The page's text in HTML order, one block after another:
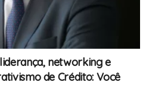
networking e
de Crédito: Você